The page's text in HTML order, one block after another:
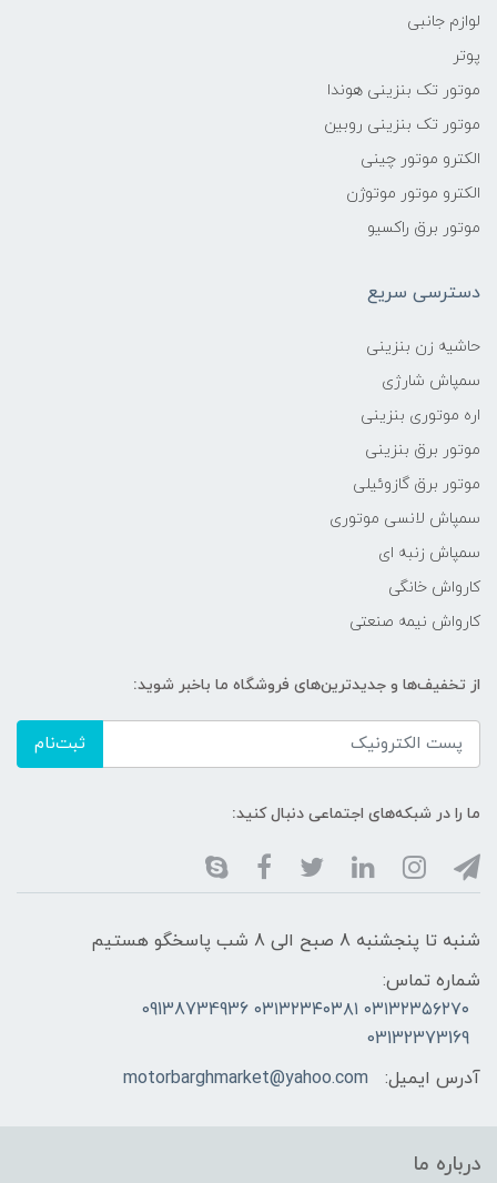
لوازم جانبی
پوتر
موتور تک بنزینی هوندا
موتور تک بنزینی روبین
الکترو موتور چینی
الکترو موتور موتوژن
موتور برق راکسیو
دسترسی سریع
حاشیه زن بنزینی
سمپاش شارژی
اره موتوری بنزینی
موتور برق بنزینی
موتور برق گازوئیلی
سمپاش لانسی موتوری
سمپاش زنبه ای
کارواش خانگی
کارواش نیمه صنعتی
از تخفیف‌ها و جدیدترین‌های فروشگاه ما باخبر شوید:
ثبت‌نام
ما را در شبکه‌های اجتماعی دنبال کنید:
شنبه تا پنجشنبه 8 صبح الی 8 شب پاسخگو هستیم
شماره تماس:
۰۳۱۳۲۳۵۶۲۷۰ ۰۳۱۳۲۳۴۰۳۸۱ 09138734936
03132373169
آدرس ایمیل:
motorbarghmarket@yahoo.com
درباره ما